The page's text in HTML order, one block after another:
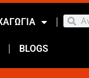
BLOGS